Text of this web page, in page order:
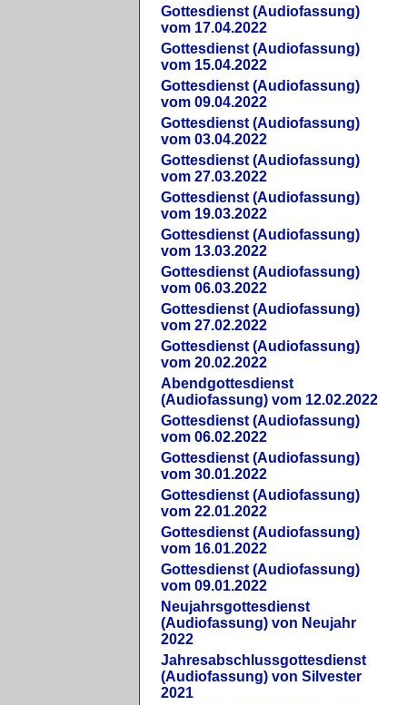
Gottesdienst (Audiofassung)
vom 17.04.2022
Gottesdienst (Audiofassung)
vom 15.04.2022
Gottesdienst (Audiofassung)
vom 09.04.2022
Gottesdienst (Audiofassung)
vom 03.04.2022
Gottesdienst (Audiofassung)
vom 27.03.2022
Gottesdienst (Audiofassung)
vom 19.03.2022
Gottesdienst (Audiofassung)
vom 13.03.2022
Gottesdienst (Audiofassung)
vom 06.03.2022
Gottesdienst (Audiofassung)
vom 27.02.2022
Gottesdienst (Audiofassung)
vom 20.02.2022
Abendgottesdienst
(Audiofassung) vom 12.02.2022
Gottesdienst (Audiofassung)
vom 06.02.2022
Gottesdienst (Audiofassung)
vom 30.01.2022
Gottesdienst (Audiofassung)
vom 22.01.2022
Gottesdienst (Audiofassung)
vom 16.01.2022
Gottesdienst (Audiofassung)
vom 09.01.2022
Neujahrsgottesdienst
(Audiofassung) von Neujahr
2022
Jahresabschlussgottesdienst
(Audiofassung) von Silvester
2021